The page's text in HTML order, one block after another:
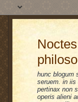
hunc blogum
seruem. in iis
pertinax non
operis alieni